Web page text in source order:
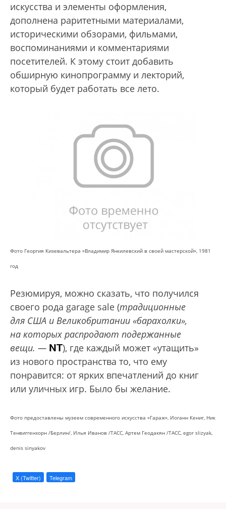
искусства и элементы оформления,
дополнена раритетными материалами,
историческими обзорами, фильмами,
воспоминаниями и комментариями
посетителей. К этому стоит добавить
обширную кинопрограмму и лекторий,
который будет работать все лето.
Фото Георгия Кизевальтера «Владимир Янкилевский в своей мастерской», 1981
год
Резюмируя, можно сказать, что получился
своего рода garage sale (традиционные
для США и Великобритании «барахолки»,
на которых распродают подержанные
вещи. — NT), где каждый может «утащить»
из нового пространства то, что ему
понравится: от ярких впечатлений до книг
или уличных игр. Было бы желание.
Фото предоставлены музеем современного искусства «Гараж», Иоганн Кениг, Ник
Тенвиггенхорн /Берлин/, Илья Иванов /ТАСС, Артем Геодакян /ТАСС, egor slizyak,
denis sinyakov
X (Twitter) Telegram